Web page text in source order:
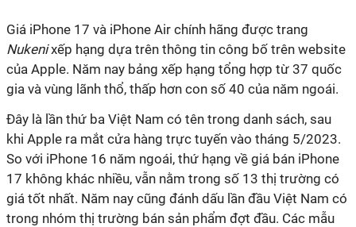
Giá iPhone 17 và iPhone Air chính hãng được trang
Nukenixếp hạng dựa trên thông tin công bố trên website
của Apple. Năm nay bảng xếp hạng tổng hợp từ 37 quốc
gia và vùng lãnh thổ, thấp hơn con số 40 của năm ngoái.
Đây là lần thứ ba Việt Nam có tên trong danh sách, sau
khi Apple ra mắt cửa hàng trực tuyến vào tháng 5/2023.
So với iPhone 16 năm ngoái, thứ hạng về giá bán iPhone
17 không khác nhiều, vẫn nằm trong số 13 thị trường có
giá tốt nhất. Năm nay cũng đánh dấu lần đầu Việt Nam có
trong nhóm thị trường bán sản phẩm đợt đầu. Các mẫu